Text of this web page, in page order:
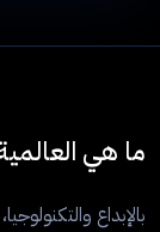
ما هي
بالإبداع